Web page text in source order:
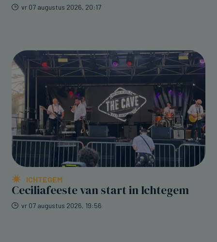
vr 07 augustus 2026, 20:17
ICHTEGEM
Ceciliafeeste van start in Ichtegem
vr 07 augustus 2026, 19:56